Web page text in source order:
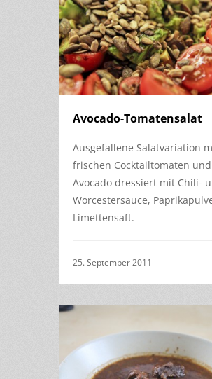
Avocado-Tomatensalat
Ausgefallene Salatvariation
frischen Cocktailtomaten und
Avocado dressiert mit Chili-
Worcestersauce,
Limettensaft.
25. September 2011